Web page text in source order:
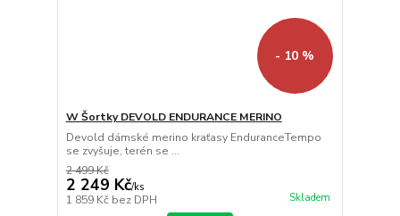
- 10 %
W Šortky DEVOLD ENDURANCE MERINO
Devold dámské merino kraťasy EnduranceTempo
se zvyšuje, terén se ...
2 499 Kč
2 249 Kč/ks
1 859 Kč bez DPH Skladem